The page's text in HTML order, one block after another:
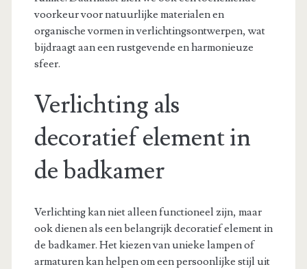
voorkeur voor natuurlijke materialen en
organische vormen in verlichtingsontwerpen, wat
bijdraagt aan een rustgevende en harmonieuze
sfeer.
Verlichting als
decoratief element in
de badkamer
Verlichting kan niet alleen functioneel zijn, maar
ook dienen als een belangrijk decoratief element in
de badkamer. Het kiezen van unieke lampen of
armaturen kan helpen om een persoonlijke stijl uit